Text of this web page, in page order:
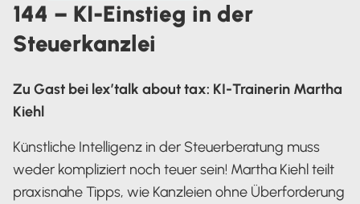
144 – KI-Einstieg in der
Steuerkanzlei
Zu Gast bei lex’talk about tax: KI-Trainerin Martha
Kiehl
Künstliche Intelligenz in der Steuerberatung muss
weder kompliziert noch teuer sein! Martha Kiehl teilt
praxisnahe Tipps, wie Kanzleien ohne Überforderung